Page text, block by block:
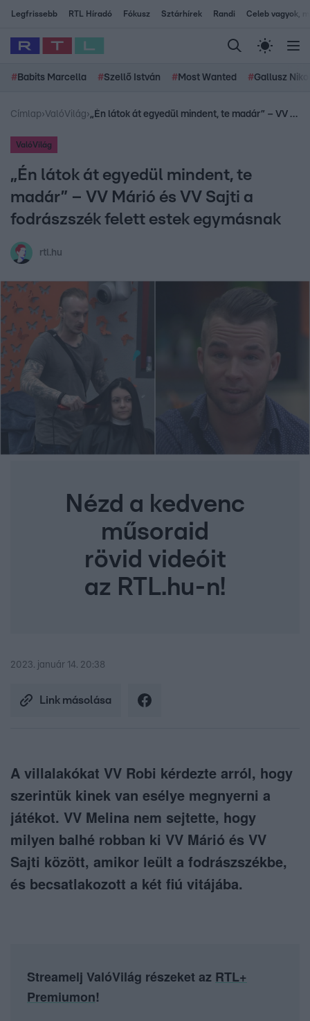
Legfrissebb RTL Híradó Fókusz Sztárhírek Randi Celeb vagyok,
# Babits Marcella #Szellő István # Most Wanted #Gallusz
Címlap›ValóVilág› „Én látok át egyedül mindent, te madár” – VV Márió és VV Sajti a fodrászszék felett estek egymásnak
ValóVilág
„Én látok át egyedül mindent, te
madár” – VV Márió és VV Sajti a
fodrászszék felett estek egymásnak
rtl.hu
Nézd a kedvenc
műsoraid
rövid videóit
az RTL.hu-n!
2023. január 14. 20:38
Link másolása
A villalakókat VV Robi kérdezte arról, hogy
szerintük kinek van esélye megnyerni a
játékot. VV Melina nem sejtette, hogy
milyen balhé robban ki VV Márió és VV
Sajti között, amikor leült a fodrászszékbe,
és becsatlakozott a két fiú vitájába.
Streamelj ValóVilág részeket az RTL+
Premiumon!